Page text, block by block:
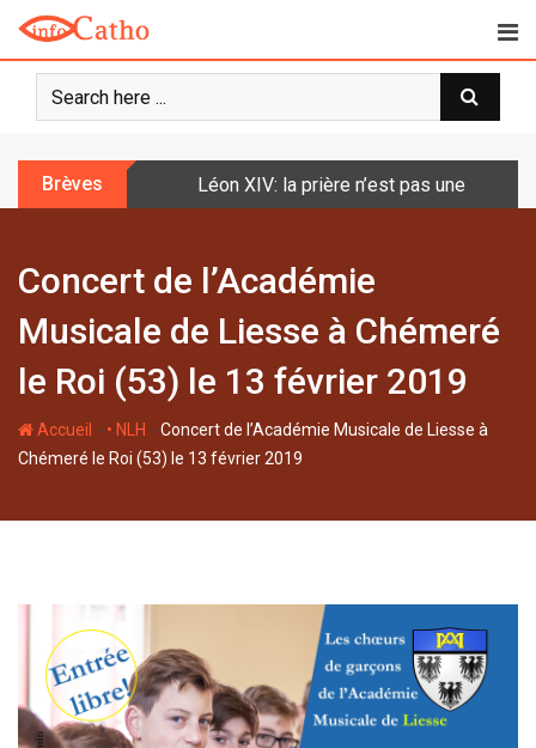
o
Brèves Léon XIV: la prière n’est pas une
Concert de l’Académie
Musicale de Liesse à Chémeré
le Roi (53) le 13 février 2019
Accueil - • NLH -Concert de l’Académie Musicale de Liesse à
Chémeré le Roi (53) le 13 février 2019